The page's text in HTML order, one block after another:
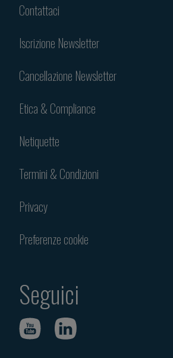
Contattaci
Iscrizione Newsletter
Cancellazione Newsletter
Etica & Compliance
Netiquette
Termini & Condizioni
Privacy
Preferenze cookie
Seguici